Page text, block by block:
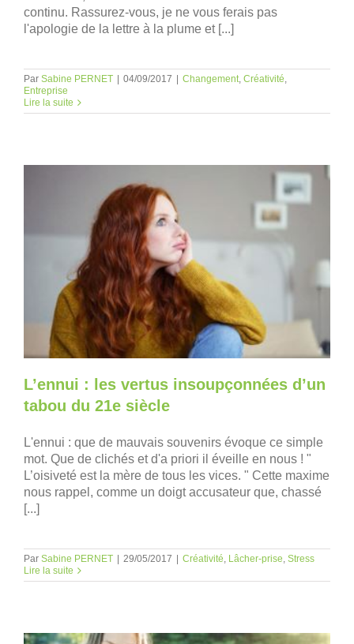
continu. Rassurez-vous, je ne vous ferais pas
l'apologie de la lettre à la plume et [...]
Par Sabine PERNET | 04/09/2017 | Changement Créativité
Entreprise
Lire la suite
L’ennui : les vertus insoupçonnées d’un
tabou du 21e siècle
L'ennui : que de mauvais souvenirs évoque ce simple
mot. Que de clichés et d'a priori il éveille en nous ! "
L’oisiveté est la mère de tous les vices. " Cette maxime
nous rappel, comme un doigt accusateur que, chassé
[...]
Par Sabine PERNET | 29/05/2017 | Créativité Lâcher-prise Stress
Lire la suite